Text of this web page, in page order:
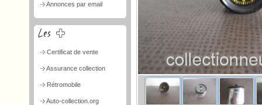
Annonces par email
Certificat de vente
Assurance collection
Rétromobile
Auto-collection.org